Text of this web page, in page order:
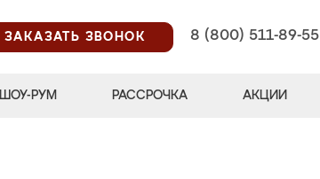
ЗАКАЗАТЬ ЗВОНОК
8 (800) 511-89-55
ШОУ-РУМ РАССРОЧКА АКЦИИ